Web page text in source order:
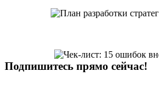
Подпишитесь прямо сейчас!